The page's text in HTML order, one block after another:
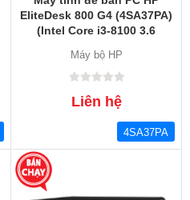
EliteDesk 800 G4 (4SA37PA)
(Intel Core i3-8100 3.6
UHD Graphics 630/Free
DOS)
Máy bộ HP
Liên hệ
4SA37PA